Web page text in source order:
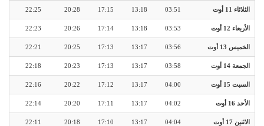
الثلاثاء 11 أوت 03:51
13:18
17:15
20:28
22:25
الأربعاء 12 أوت 03:53
13:18
17:14
20:26
22:23
الخميس 13 أوت 03:56
13:17
17:13
20:25
22:21
الجمعة 14 أوت 03:58
13:17
17:13
20:23
22:18
السبت 15 أوت 04:00
13:17
17:12
20:22
22:16
الأحد 16 أوت 04:02
13:17
17:11
20:20
22:14
الاثنين 17 أوت 04:04
13:17
17:10
20:18
22:11